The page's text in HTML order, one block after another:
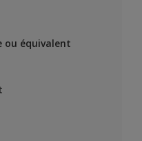
équivalent